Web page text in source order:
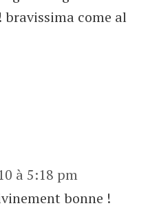
bravissima come al
à 5:18 pm
bonne !